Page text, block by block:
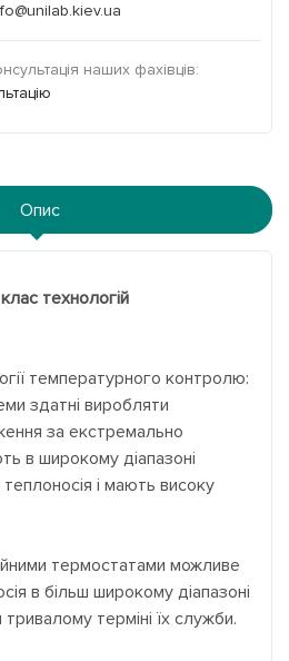
наших фахівців:
Опис
технологій
температурного контролю:
здатні виробляти
за екстремально
в широкому діапазоні
і мають високу
термостатами можливе
в більш широкому діапазоні
терміні їх служби.